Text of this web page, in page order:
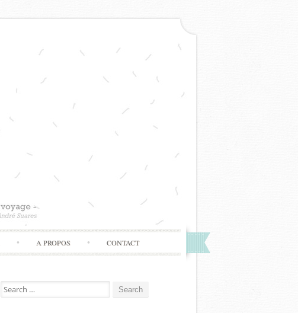
A PROPOS CONTACT
Search
for: